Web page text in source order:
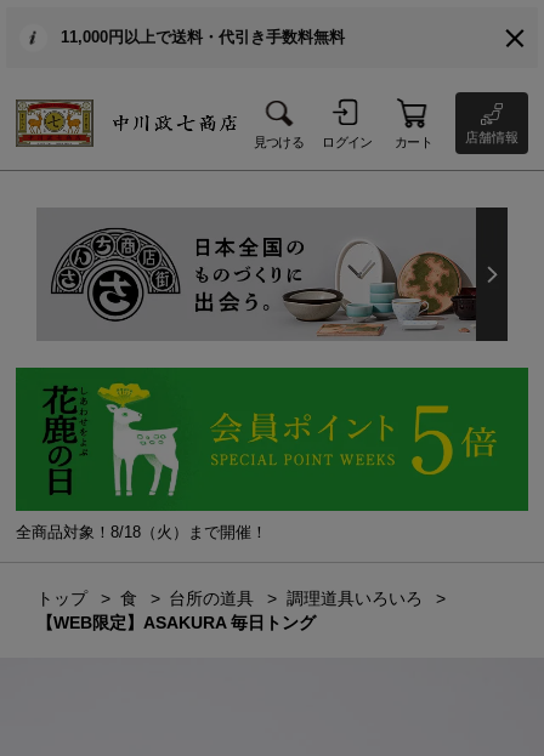
11,000円以上で送料・代引き手数料無料
見つける ログイン カート 店舗情報
全商品対象！8/18（火）まで開催！
トップ 食 台所の道具
調理道具いろいろ
【WEB限定】ASAKURA 毎日トング